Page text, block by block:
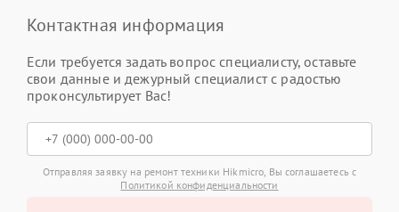
Контактная информация
Если требуется задать вопрос специалисту, оставьте
свои данные и дежурный специалист с радостью
проконсультирует Вас!
Отправляя заявку на ремонт техники Hikmicro, Вы соглашаетесь с
Политикой конфиденциальности